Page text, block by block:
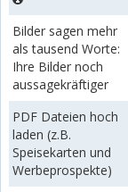
Bilder sagen mehr
als tausend Worte:
Ihre Bilder noch
aussagekräftiger
PDF Dateien hoch
laden (z.B.
Speisekarten und
Werbeprospekte)